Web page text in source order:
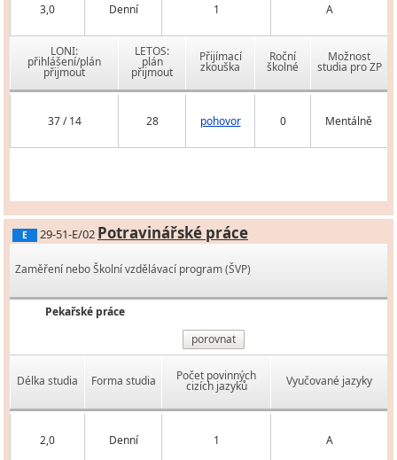
3,0 Denní 1 A
LONI:
přihlášení/plán
přijmout
LETOS:
plán
přijmout
Přijímací
zkouška
Roční
školné
Možnost
studia pro ZP
37 / 14 28 pohovor 0 Mentálně
E 29-51-E/02 Potravinářské práce
Zaměření nebo Školní vzdělávací program (ŠVP)
Pekařské práce
porovnat
Délka studia Forma studia Počet povinných
cizích jazyků Vyučované jazyky
2,0 Denní 1 A